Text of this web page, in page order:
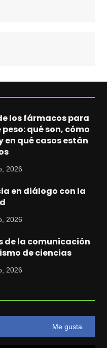
los fármacos para
qué son, cómo
en qué casos están
2026
en diálogo con la
2026
de la comunicación
de ciencias
2026
Me gusta